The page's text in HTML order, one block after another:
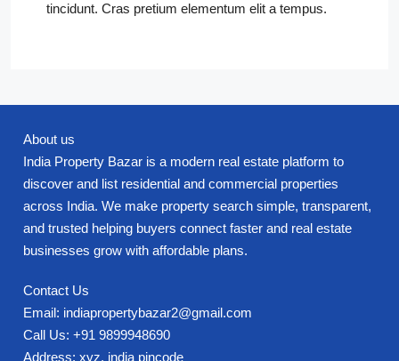
tincidunt. Cras pretium elementum elit a tempus.
About us
India Property Bazar is a modern real estate platform to
discover and list residential and commercial properties
across India. We make property search simple, transparent,
and trusted helping buyers connect faster and real estate
businesses grow with affordable plans.
Contact Us
Email: indiapropertybazar2@gmail.com
Call Us: +91 9899948690
Address: xyz, india pincode